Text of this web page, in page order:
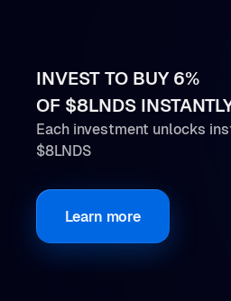
INVEST TO BUY 6%
OF $8LNDS
Each investment unlocks
$8LNDS
Learn more